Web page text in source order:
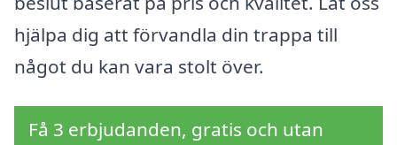
hjälpa dig att förvandla din trappa till
något du kan vara stolt över.
Få 3 erbjudanden, gratis och utan